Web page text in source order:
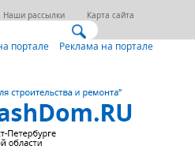
Наши рассылки Карта сайта
портале Реклама на портале